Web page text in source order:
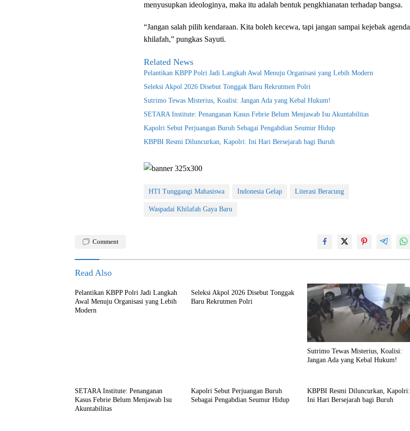
menyusupkan ideologinya, maka itu adalah bentuk pengkhianatan terhadap bangsa.
“Jangan salah pilih kendaraan. Kita boleh kecewa, tapi jangan sampai kejebak agenda
khilafah,” pungkas Sayuti.
Related News
Pelantikan KBPP Polri Jadi Langkah Awal Menuju Organisasi yang Lebih Modern
Seleksi Akpol 2026 Disebut Tonggak Baru Rekrutmen Polri
Sutrimo Tewas Misterius, Koalisi: Jangan Ada yang Kebal Hukum!
SETARA Institute: Penanganan Kasus Febrie Belum Menjawab Isu Akuntabilitas
Kapolri Sebut Perjuangan Buruh Sebagai Pengabdian Seumur Hidup
KBPBI Resmi Diluncurkan, Kapolri: Ini Hari Bersejarah bagi Buruh
HTI Tunggangi Mahasiswa Indonesia Gelap Literasi Beracung
Waspadai Khilafah Gaya Baru
Comment
Read Also
Pelantikan KBPP Polri Jadi Langkah
Awal Menuju Organisasi yang Lebih
Modern
Seleksi Akpol 2026 Disebut Tonggak
Baru Rekrutmen Polri
Sutrimo Tewas Misterius, Koalisi:
Jangan Ada yang Kebal Hukum!
SETARA Institute: Penanganan
Kasus Febrie Belum Menjawab Isu
Akuntabilitas
Kapolri Sebut Perjuangan Buruh
Sebagai Pengabdian Seumur Hidup
KBPBI Resmi Diluncurkan, Kapolri:
Ini Hari Bersejarah bagi Buruh